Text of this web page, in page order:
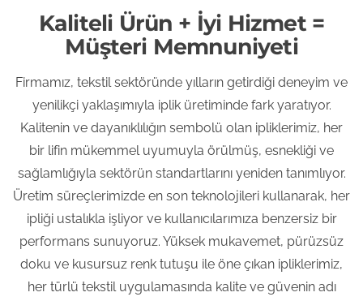
Kaliteli Ürün + İyi Hizmet =
Müşteri Memnuniyeti
Firmamız, tekstil sektöründe yılların getirdiği deneyim ve
yenilikçi yaklaşımıyla iplik üretiminde fark yaratıyor.
Kalitenin ve dayanıklılığın sembolü olan ipliklerimiz, her
bir lifin mükemmel uyumuyla örülmüş, esnekliği ve
sağlamlığıyla sektörün standartlarını yeniden tanımlıyor.
Üretim süreçlerimizde en son teknolojileri kullanarak, her
ipliği ustalıkla işliyor ve kullanıcılarımıza benzersiz bir
performans sunuyoruz. Yüksek mukavemet, pürüzsüz
doku ve kusursuz renk tutuşu ile öne çıkan ipliklerimiz,
her türlü tekstil uygulamasında kalite ve güvenin adı